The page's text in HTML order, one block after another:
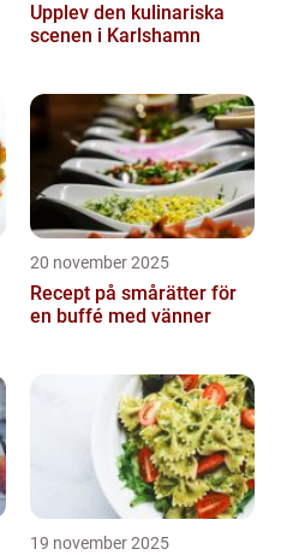
Upplev den kulinariska
scenen i Karlshamn
20 november 2025
Recept på smårätter för
en buffé med vänner
19 november 2025